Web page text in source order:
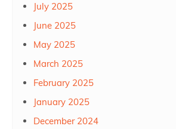
July 2025
June 2025
May 2025
March 2025
February 2025
January 2025
December 2024